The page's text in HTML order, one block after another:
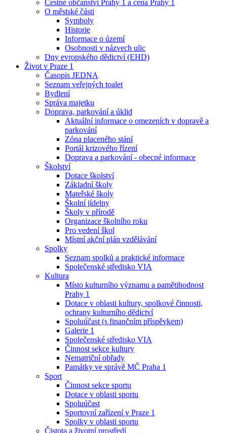
Čestné občanství Prahy 1 a cena Prahy 1
O městské části
Symboly
Historie
Informace o území
Osobnosti v názvech ulic
Dny evropského dědictví (EHD)
Život v Praze 1
Časopis JEDNA
Seznam veřejných toalet
Bydlení
Správa majetku
Doprava, parkování a úklid
Aktuální informace o omezeních v dopravě a
parkování
Zóna placeného stání
Portál krizového řízení
Doprava a parkování - obecné informace
Školství
Dotace školství
Základní školy
Mateřské školy
Školní jídelny
Školy v přírodě
Organizace školního roku
Pro vedení škol
Místní akční plán vzdělávání
Spolky
Seznam spolků a praktické informace
Společenské středisko VIA
Kultura
Místo kulturního významu a pamětihodnost
Prahy 1
Dotace v oblasti kultury, spolkové činnosti,
ochrany kulturního dědictví
Spoluúčast (s finančním příspěvkem)
Galerie 1
Společenské středisko VIA
Činnost sekce kultury
Nematriční obřady
Památky ve správě MČ Praha 1
Sport
Činnost sekce sportu
Dotace v oblasti sportu
Spoluúčast
Sportovní zařízení v Praze 1
Spolky v oblasti sportu
Čistota a životní prostředí